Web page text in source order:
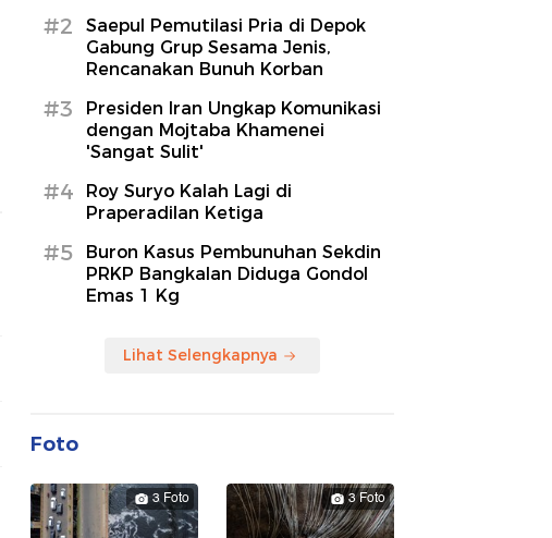
#2
Saepul Pemutilasi Pria di Depok
Gabung Grup Sesama Jenis,
Rencanakan Bunuh Korban
#3
Presiden Iran Ungkap Komunikasi
dengan Mojtaba Khamenei
'Sangat Sulit'
#4
Roy Suryo Kalah Lagi di
Praperadilan Ketiga
#5
Buron Kasus Pembunuhan Sekdin
PRKP Bangkalan Diduga Gondol
Emas 1 Kg
Lihat Selengkapnya
Foto
3 Foto 3 Foto